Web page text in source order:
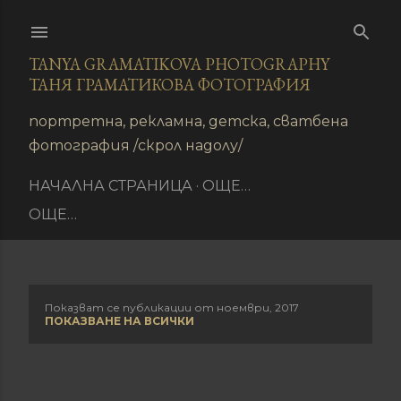
TANYA GRAMATIKOVA PHOTOGRAPHY
ТАНЯ ГРАМАТИКОВА ФОТОГРАФИЯ
портретна, рекламна, детска, сватбена
фотография /скрол надолу/
НАЧАЛНА СТРАНИЦА
ОЩЕ…
ОЩЕ…
П
Показват се публикации от ноември, 2017
ПОКАЗВАНЕ НА ВСИЧКИ